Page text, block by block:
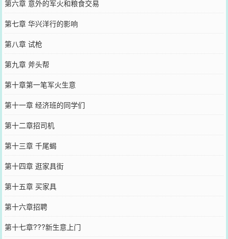
第六章 意外的军火和粮食交易
第七章 华兴洋行的影响
第八章 试枪
第九章 斧头帮
第十章第一笔军火生意
第十一章 经济班的同学们
第十二章招司机
第十三章 千尾蝎
第十四章 逛家具街
第十五章 买家具
第十六章招聘
第十七章???新生意上门